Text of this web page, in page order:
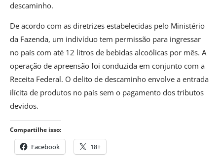
descaminho.
De acordo com as diretrizes estabelecidas pelo Ministério
da Fazenda, um indivíduo tem permissão para ingressar
no país com até 12 litros de bebidas alcoólicas por mês. A
operação de apreensão foi conduzida em conjunto com a
Receita Federal. O delito de descaminho envolve a entrada
ilícita de produtos no país sem o pagamento dos tributos
devidos.
Compartilhe isso:
Facebook 18+